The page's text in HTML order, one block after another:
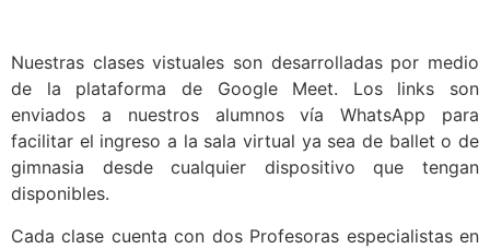
Nuestras clases vistuales son desarrolladas por medio
de la plataforma de Google Meet. Los links son
enviados a nuestros alumnos vía WhatsApp para
facilitar el ingreso a la sala virtual ya sea de ballet o de
gimnasia desde cualquier dispositivo que tengan
disponibles.
Cada clase cuenta con dos Profesoras especialistas en